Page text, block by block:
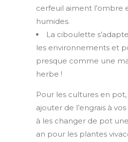
cerfeuil aiment l’ombre
humides.
La ciboulette
les environnements et
presque comme une
herbe !
Pour les cultures en
ajouter de l’engrais à
à les changer de pot
an pour les plantes